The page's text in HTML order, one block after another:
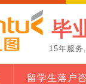
毕
15年服务
留学生落户